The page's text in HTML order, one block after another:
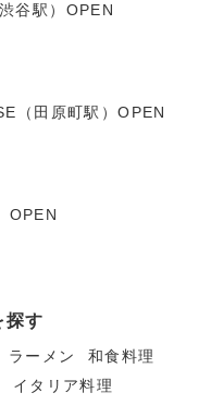
谷駅）OPEN
（田原町駅）OPEN
OPEN
探す
ラーメン
和食料理
イタリア料理